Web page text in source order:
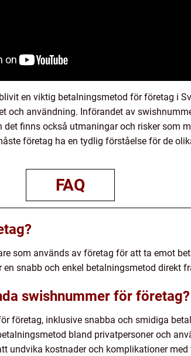
en viktig betalningsmetod för företag i
och användning. Införandet av
finns också utmaningar och risker som
företag ha en tydlig förståelse för de
FAQ
som används av företag för att ta emot
snabb och enkel betalningsmetod direkt
swishnummer för företag?
företag, inklusive snabba och smidiga
bland privatpersoner och
undvika kostnader och komplikationer